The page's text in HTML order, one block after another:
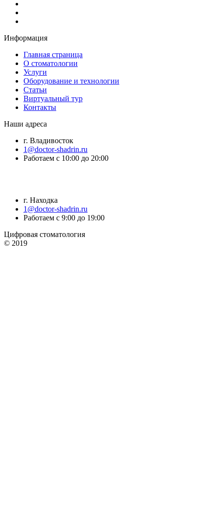
Информация
Главная страница
О стоматологии
Услуги
Оборудование и технологии
Статьи
Виртуальный тур
Контакты
Наши адреса
г. Владивосток
1@doctor-shadrin.ru
Работаем с 10:00 до 20:00
г. Находка
1@doctor-shadrin.ru
Работаем с 9:00 до 19:00
Цифровая стоматология
© 2019